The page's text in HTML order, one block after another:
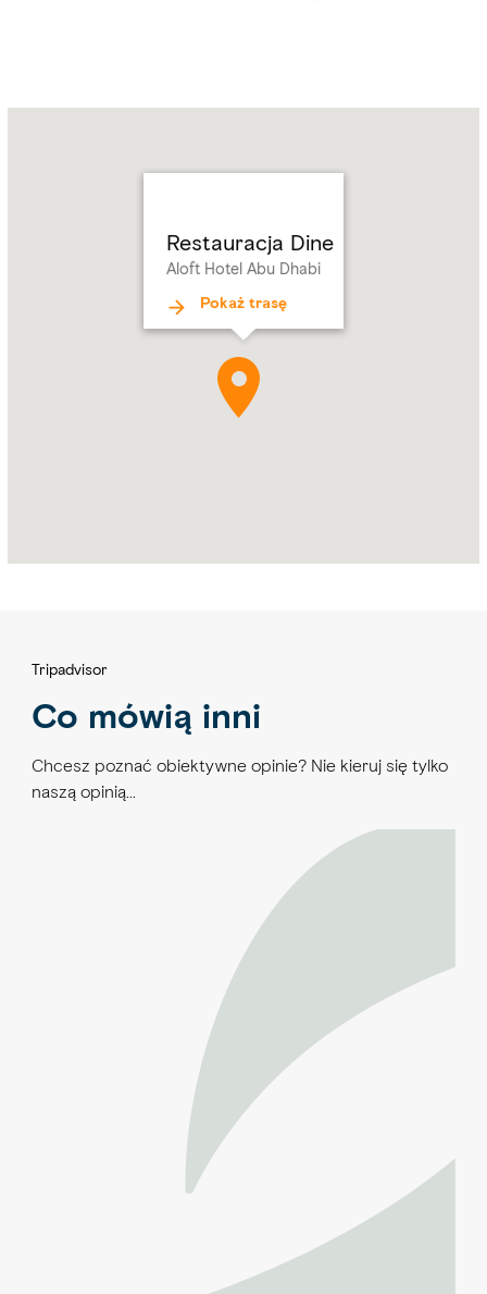
Restauracja Dine
Aloft Hotel Abu Dhabi
Pokaż trasę
Tripadvisor
Co mówią inni
Chcesz poznać obiektywne opinie? Nie kieruj się tylko
naszą opinią…